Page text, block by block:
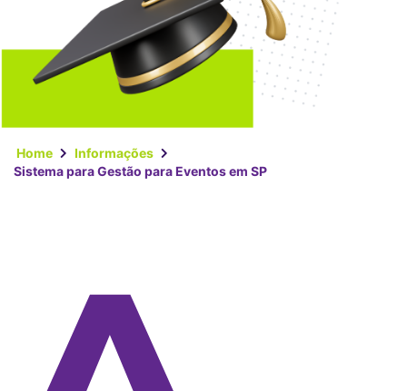
Home
Informações
Sistema para Gestão para Eventos em SP